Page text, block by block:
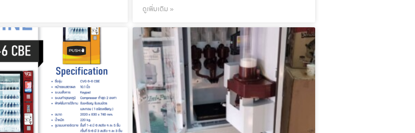
ดูเพิ่มเติม »